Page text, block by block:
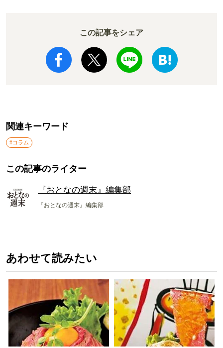
この記事をシェア
関連キーワード
#コラム
この記事のライター
『おとなの週末』編集部
『おとなの週末』編集部
あわせて読みたい